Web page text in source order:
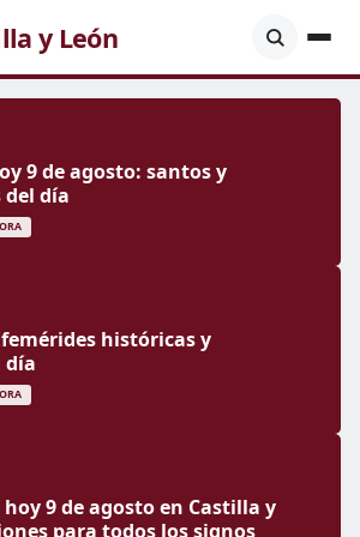
y León
9 de agosto: santos y
del día
históricas y
día
hoy 9 de agosto en Castilla y
para todos los signos